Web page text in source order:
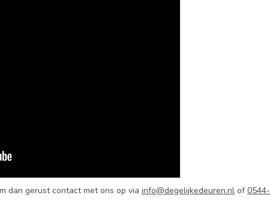
dan gerust contact met ons op via info@degelijkedeuren.nl of0544-